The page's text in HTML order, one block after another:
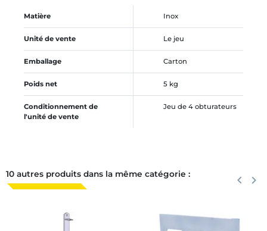
Matière Inox
Unité de vente Le jeu
Emballage Carton
Poids net 5 kg
Conditionnement de
l'unité de vente
Jeu de 4 obturateurs
10 autres produits dans la même catégorie : keyboard_arrow_left keyboard_arrow_right